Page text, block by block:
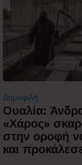
Δημοφιλή
Ουαλία:
«Χάρος»
στην οροφή
και